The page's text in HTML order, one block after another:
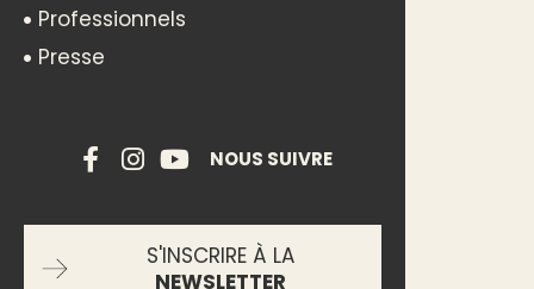
Professionnels
Presse
NOUS SUIVRE
S'INSCRIRE À LA
NEWSLETTER